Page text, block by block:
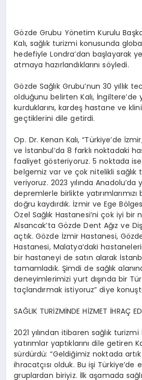
Gözde Grubu Yönetim Kurulu
Kalı, sağlık turizmi konusunda
hedefiyle Londra’dan başlayarak
atmaya hazırlandıklarını söyledi.
Gözde Sağlık Grubu’nun 30 yıllık
olduğunu belirten Kalı, İngiltere’de
kurduklarını, kardeş hastane ve
geçtiklerini dile getirdi.
Op. Dr. Kenan Kalı, “Türkiye’de
ve İstanbul’da 8 farklı noktadaki
faaliyet gösteriyoruz. 5 noktada ise
belgemiz var ve çok nitelikli sağlık
veriyoruz. 2023 yılında Anadolu’da
depremlerle birlikte
doğru kaydırdık. İzmir ve Ege
Özel Sağlık Hastanesi’ni çok iyi bir
Alsancak’ta Gözde Dent Ağız ve Diş
açtık. Gözde İzmir Hastanesi,
Hastanesi, Malatya’daki
bir hastaneyi de satın alarak
tamamladık. Şimdi de sağlık
deneyimlerimizi yurt dışında bir
taçlandırmak istiyoruz” diye
SAĞLIK TURİZMİNDE HİZMET İHRAÇ
2021 yılından itibaren sağlık
yatırımlar yaptıklarını dile getiren
sürdürdü: “Geldiğimiz noktada
ihracatçısı olduk. Bu işi Türkiye’de
gruplardan biriyiz. İlk aşamada